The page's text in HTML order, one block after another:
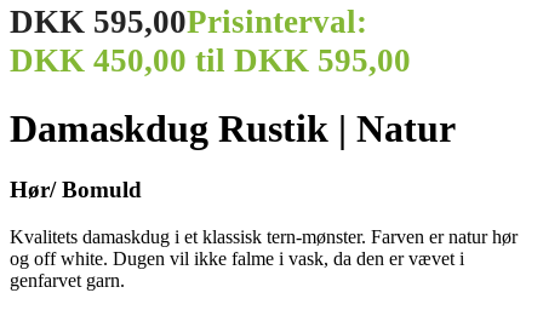
DKK 595,00Prisinterval:
DKK 450,00 til DKK 595,00
Damaskdug Rustik | Natur
Hør/ Bomuld
Kvalitets damaskdug i et klassisk tern-mønster. Farven er natur hør
og off white. Dugen vil ikke falme i vask, da den er vævet i
genfarvet garn.